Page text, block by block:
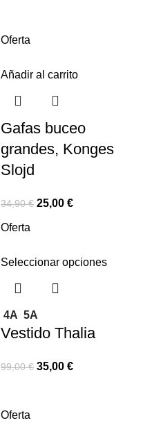
Oferta
Añadir al carrito
Gafas buceo
grandes, Konges
Slojd
34,90€ 25,00 €
Oferta
Seleccionar opciones
4A 5A
Vestido Thalia
99,00€ 35,00 €
Oferta